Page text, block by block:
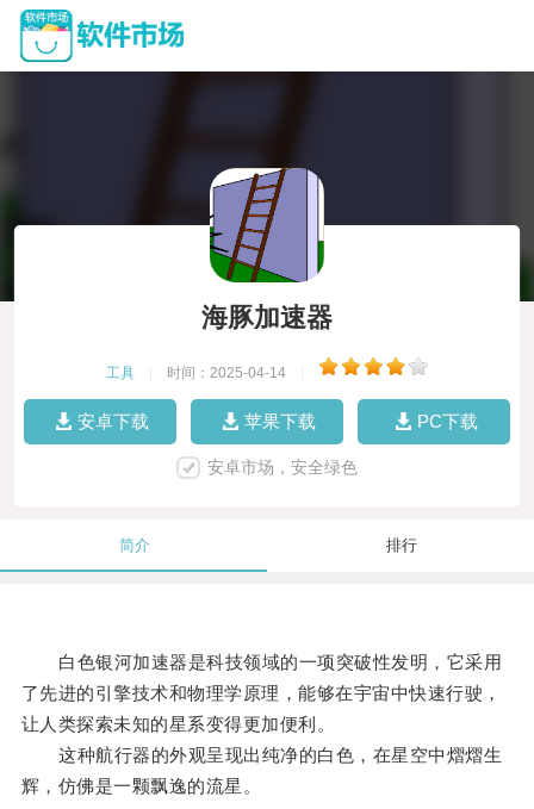
海豚加速器
工具 时间：2025-04-14
安卓下载 苹果下载 PC下载
安卓市场，安全绿色
简介 排行
白色银河加速器是科技领域的一项突破性发明，它采用
了先进的引擎技术和物理学原理，能够在宇宙中快速行驶，
让人类探索未知的星系变得更加便利。
这种航行器的外观呈现出纯净的白色，在星空中熠熠生
辉，仿佛是一颗飘逸的流星。